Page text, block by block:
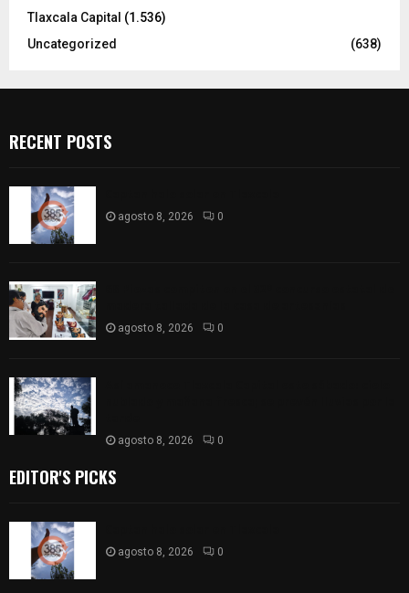
Tlaxcala Capital (1.536)
Uncategorized
(638)
RECENT POSTS
agosto 8, 2026 0
agosto 8, 2026 0
agosto 8, 2026 0
EDITOR'S PICKS
agosto 8, 2026 0